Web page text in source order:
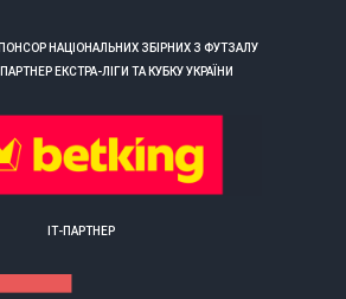
НАЦІОНАЛЬНИХ ЗБІРНИХ З ФУТЗАЛУ
ЕКСТРА-ЛІГИ ТА КУБКУ УКРАЇНИ
ІТ-ПАРТНЕР